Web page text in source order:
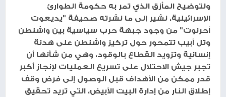
ولتوضيح المأزق الذي تمر به حكومة الطوارئ
الإسرائيلية، نشير إلى ما نشرته صحيفة "يديعوت
أحرنوت" من وجود جبهة حرب سياسية بين واشنطن
وتل أبيب تتمحور حول تركيز واشنطن على هدنة
إنسانية وتزويد القطاع بالوقود، وهي من شأنها أن
تجبر جيش الاحتلال على تسريع العمليات لإنجاز أكبر
قدر ممكن من الأهداف قبل الوصول إلى فرض وقف
إطلاق النار من إدارة البيت الأبيض، التي تريد تحقيق